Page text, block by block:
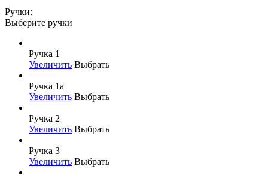
Ручки:
Выберите ручки
Ручка 1
Увеличить Выбрать
Ручка 1а
Увеличить Выбрать
Ручка 2
Увеличить Выбрать
Ручка 3
Увеличить Выбрать